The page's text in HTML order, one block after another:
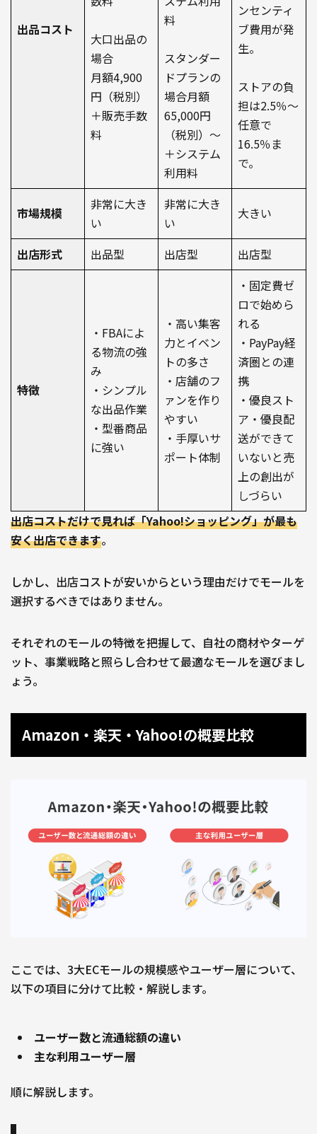
出品コスト
大口出品の
場合
月額4,900
円（税別）
＋販売手数
料
料
スタンダー
ドプランの
場合月額
65,000円
（税別）〜
＋システム
利用料
ンセンティ
ブ費用が発
生。
ストアの負
担は2.5％～
任意で
16.5％ま
で。
市場規模
非常に大き
い
非常に大き
い
大きい
出店形式 出品型 出店型 出店型
特徴
・FBAによ
る物流の強
み
・シンプル
な出品作業
・型番商品
に強い
・高い集客
力とイベン
トの多さ
・店舗のフ
ァンを作り
やすい
・手厚いサ
ポート体制
・固定費ゼ
ロで始めら
れる
・PayPay経
済圏との連
携
・優良スト
ア・優良配
送ができて
いないと売
上の創出が
しづらい
出店コストだけで見れば「Yahoo!ショッピング」が最も
安く出店できます。
しかし、出店コストが安いからという理由だけでモールを
選択するべきではありません。
それぞれのモールの特徴を把握して、自社の商材やターゲ
ット、事業戦略と照らし合わせて最適なモールを選びまし
ょう。
Amazon・楽天・Yahoo!の概要比較
ここでは、3大ECモールの規模感やユーザー層について、
以下の項目に分けて比較・解説します。
ユーザー数と流通総額の違い
主な利用ユーザー層
順に解説します。